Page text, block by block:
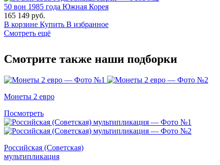
50 вон 1985 года Южная Корея
165 149 руб.
В корзине Купить В избранное
Смотреть ещё
Смотрите также наши подборки
Монеты 2 евро
Посмотреть
Российская (Советская)
мультипликация